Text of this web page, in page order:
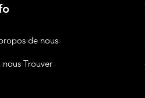
nous Trouver
de nous